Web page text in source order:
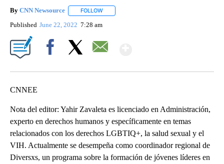
By CNN Newsource FOLLOW
Published June 22, 2022 7:28 am
CNNEE
Nota del editor: Yahir Zavaleta es licenciado en Administración,
experto en derechos humanos y específicamente en temas
relacionados con los derechos LGBTIQ+, la salud sexual y el
VIH. Actualmente se desempeña como coordinador regional de
Diversxs, un programa sobre la formación de jóvenes líderes en